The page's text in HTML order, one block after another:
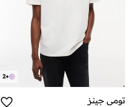
+
2
تومي جينز